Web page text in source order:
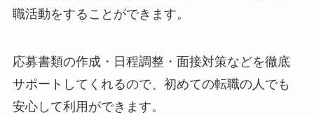
職活動をすることができます。
応募書類の作成・日程調整・面接対策などを徹底
サポートしてくれるので、初めての転職の人でも
安心して利用ができます。